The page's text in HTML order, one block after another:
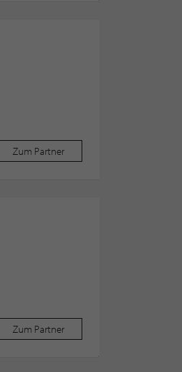
Zum Partner
Zum Partner